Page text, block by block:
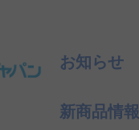
お知らせ
新商品情報